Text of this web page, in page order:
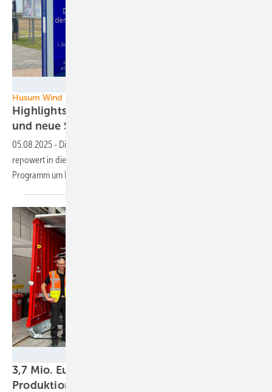
Husum Wind
Highlights der Windmesse: Rathaus-Comeback
und neue Start-up-Halle
05.08.2025 - Die Kultmesse der Windbranche, die Husum Wind,
repowert in diesem Jahr traditionelle Events und erweitert das
Programm um Exkursionen und wichtige
3,7 Mio. Euro Förderung für Enercon-
Produktion in